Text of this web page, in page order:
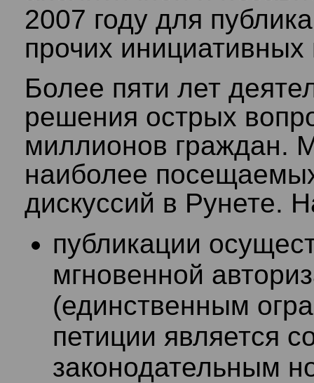
2007 году для
прочих инициативных
Более пяти лет
решения острых
миллионов граждан.
наиболее
дискуссий в Рунете.
публикации
мгновенной
(единственным
петиции является
законодательным